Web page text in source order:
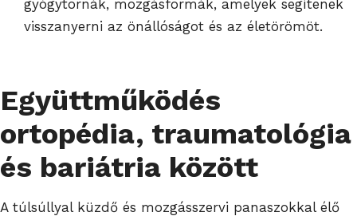
gyógytornák, mozgásformák, amelyek segítenek
visszanyerni az önállóságot és az életörömöt.
Együttműködés
ortopédia, traumatológia
és bariátria között
A túlsúllyal küzdő és mozgásszervi panaszokkal élő